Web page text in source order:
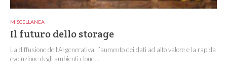
MISCELLANEA
Il futuro dello storage
La diffusione dell’AI generativa, l’aumento dei dati ad alto valore e la rapida
evoluzione degli ambienti cloud...